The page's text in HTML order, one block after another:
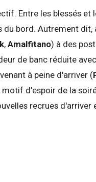
Entre les blessés et
du bord. Autrement
, Amalfitano) à des
de banc réduite
à peine d'arriver (
d'espoir de la
recrues